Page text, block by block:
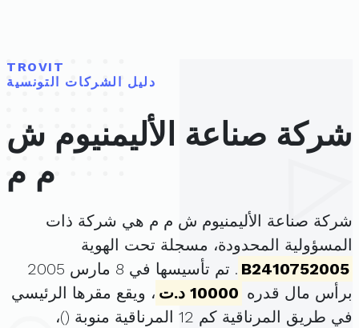
TROVIT
دليل الشركات التونسية
شركة صناعة الأليمنيوم ش
م م
شركة صناعة الأليمنيوم ش م م هي شركة ذات
المسؤولية المحدودة، مسجلة تحت الهوية
B2410752005
. تم تأسيسها في 8 مارس 2005
برأس مال قدره 10000 د.ت
، ويقع مقرها الرئيسي
في طريق المرناقية كم 12 المرناقية منوبة (
)،